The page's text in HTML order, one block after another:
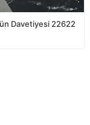
Davetiyesi 22622